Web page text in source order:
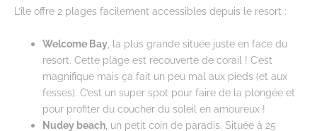
L’île offre 2 plages facilement accessibles depuis le resort :
Welcome Bay , la plus grande située juste en face du
resort. Cette plage est recouverte de corail ! C’est
magnifique mais ça fait un peu mal aux pieds (et aux
fesses). C’est un super spot pour faire de la plongée et
pour profiter du coucher du soleil en amoureux !
Nudey beach , un petit coin de paradis. Située à 25